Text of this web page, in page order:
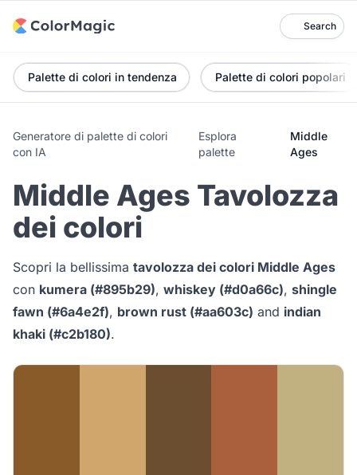
Search
Palette di colori in tendenza Palette di colori popolari
Generatore di palette di colori
con IA
Esplora
palette
Middle
Ages
Middle Ages Tavolozza
dei colori
Scopri la bellissima tavolozza dei colori Middle Ages
con kumera (#895b29), whiskey (#d0a66c), shingle
fawn (#6a4e2f), brown rust (#aa603c) and indian
khaki (#c2b180).